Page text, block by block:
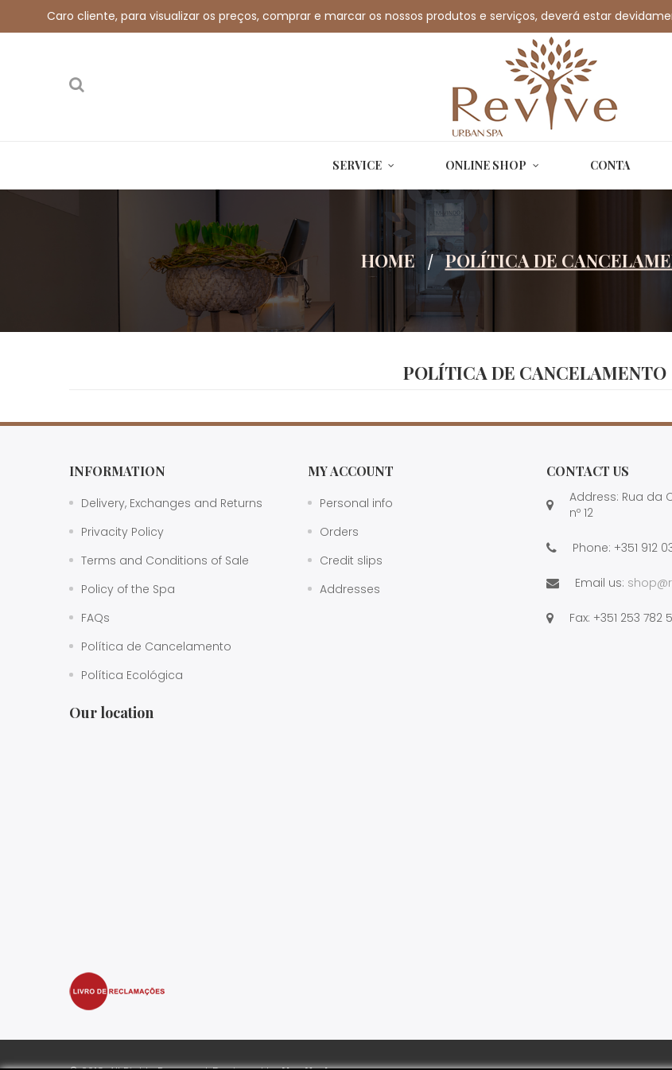
Caro cliente, para visualizar os preços, comprar e marcar os nossos produtos e serviços, deverá estar
Call us free: +351 912 032 115 Email us:shop@revivespa.pt
SERVICE ONLINE SHOP CONTA
HOME POLÍTICA DE
POLÍTICA DE CANCELAMENTO
INFORMATION
Delivery, Exchanges and Returns
Privacity Policy
Terms and Conditions of Sale
Policy of the Spa
FAQs
Política de Cancelamento
Política Ecológica
MY ACCOUNT
Personal info
Orders
Credit slips
Addresses
CONTACT US
Address: Rua da
nº 12
Phone: +351 912
Email us:
Fax: +351 253 782
Our location